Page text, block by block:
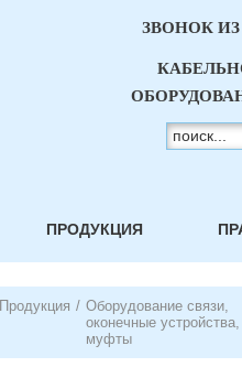
ЗВОНОК
ПРОДУКЦИЯ
Продукция / Оборудование связи,
оконечные устройства,
муфты